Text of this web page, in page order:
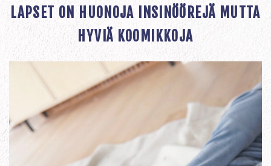
LAPSET ON HUONOJA INSINÖÖREJÄ MUTTA
HYVIÄ KOOMIKKOJA